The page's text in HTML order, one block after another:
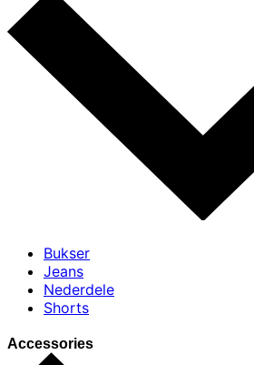
Bukser
Jeans
Nederdele
Shorts
Accessories